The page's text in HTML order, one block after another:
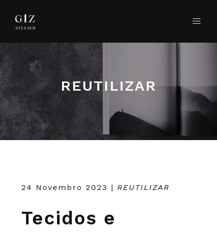
REUTILIZAR
24 Novembro 2023 | REUTILIZAR
Tecidos e